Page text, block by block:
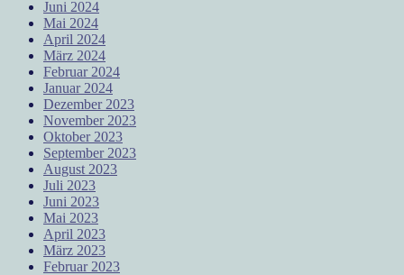
Juni 2024
Mai 2024
April 2024
März 2024
Februar 2024
Januar 2024
Dezember 2023
November 2023
Oktober 2023
September 2023
August 2023
Juli 2023
Juni 2023
Mai 2023
April 2023
März 2023
Februar 2023